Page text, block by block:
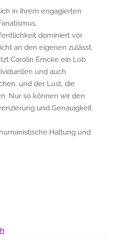
in ihrem engagierten
dominiert vor
an den eigenen zulässt.
Carolin Emcke ein Lob
und auch
und der Lust, die
Nur so können wir den
und Genauigkeit
Haltung und